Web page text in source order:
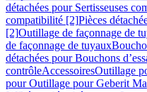
détachées pour Sertisseuses
compatibilité [2]Pièces
[2]Outillage de façonnage de
de façonnage de tuyaux
détachées pour Bouchons
contrôleAccessoiresOutillage
pour Outillage pour Geberit